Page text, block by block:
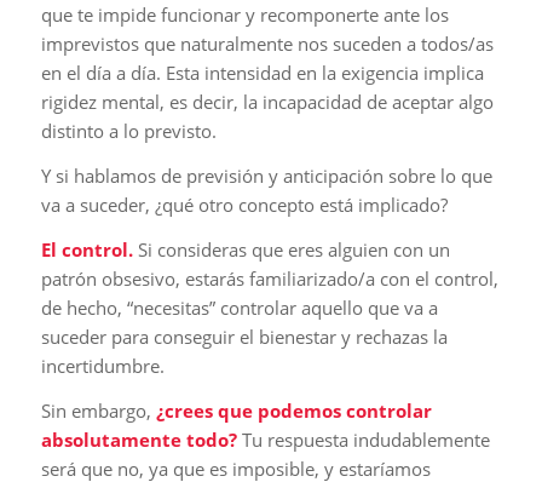
que te impide funcionar y recomponerte ante los
imprevistos que naturalmente nos suceden a todos/as
en el día a día. Esta intensidad en la exigencia implica
rigidez mental, es decir, la incapacidad de aceptar algo
distinto a lo previsto.
Y si hablamos de previsión y anticipación sobre lo que
va a suceder, ¿qué otro concepto está implicado?
El control.Si consideras que eres alguien con un
patrón obsesivo, estarás familiarizado/a con el control,
de hecho, “necesitas” controlar aquello que va a
suceder para conseguir el bienestar y rechazas la
incertidumbre.
Sin embargo, ¿crees que podemos controlar
absolutamente todo? Tu respuesta indudablemente
será que no, ya que es imposible, y estaríamos